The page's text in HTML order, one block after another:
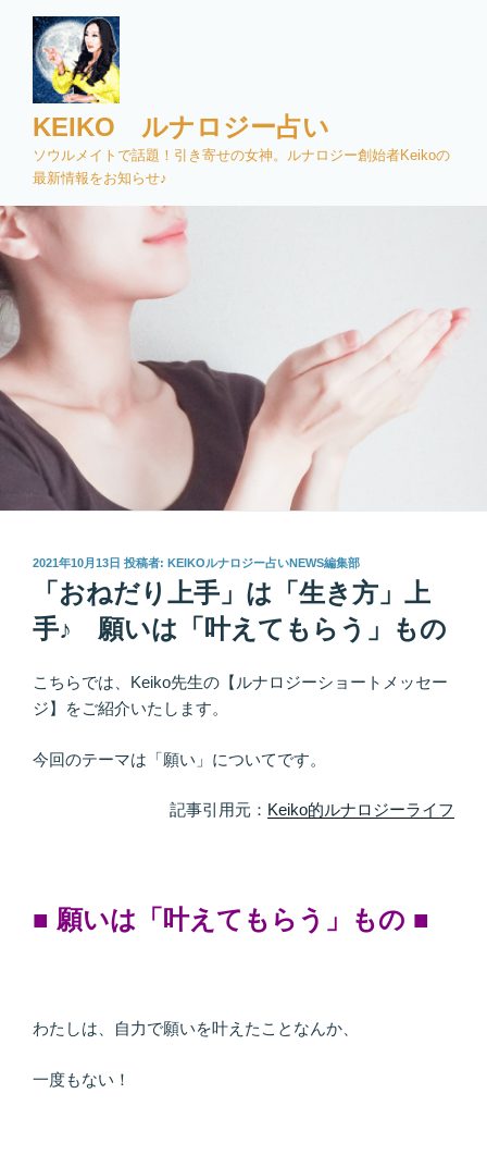
ッ
プ
KEIKO ルナロジー占い
ソウルメイトで話題！引き寄せの女神。ルナロジー創始者Keikoの
最新情報をお知らせ♪
投
2021年10月13日 投稿者: KEIKOルナロジー占いNEWS編集部
「おねだり上手」は「生き方」上
手♪ 願いは「叶えてもらう」もの
こちらでは、Keiko先生の【ルナロジーショートメッセー
ジ】をご紹介いたします。
今回のテーマは「願い」についてです。
記事引用元： Keiko的ルナロジーライフ
■ 願いは「叶えてもらう」もの ■
わたしは、自力で願いを叶えたことなんか、
一度もない！